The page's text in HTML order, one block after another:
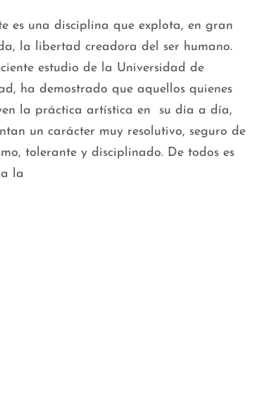
es una disciplina que explota, en gran
la libertad creadora del ser humano.
estudio de la Universidad de
ha demostrado que aquellos quienes
la práctica artística en su día a día,
un carácter muy resolutivo, seguro de
tolerante y disciplinado. De todos es
la